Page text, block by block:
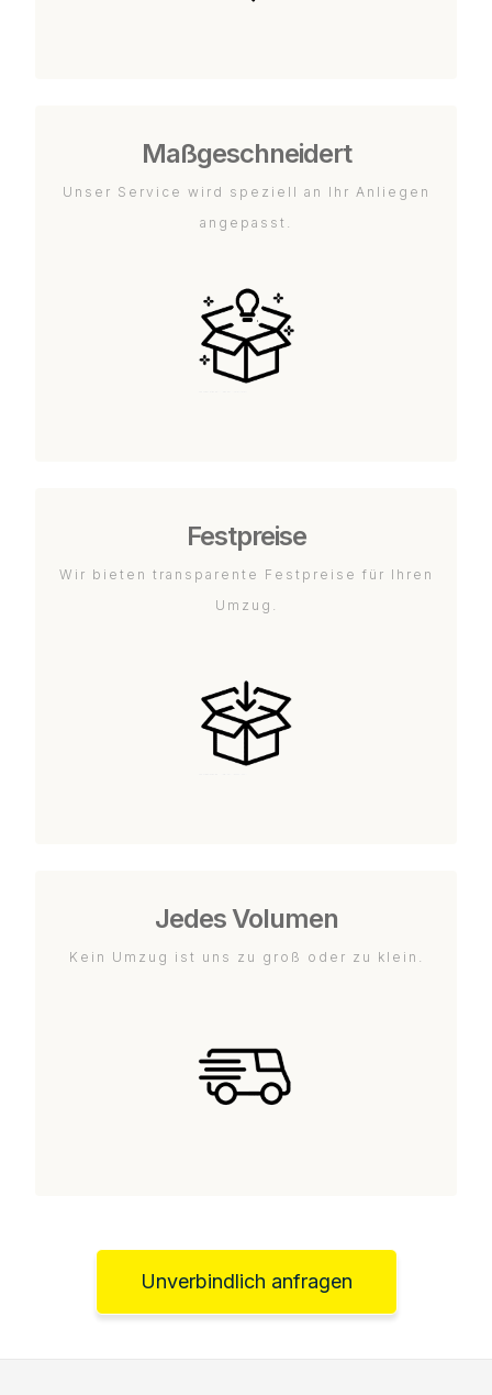
Maßgeschneidert
Unser Service wird speziell an Ihr Anliegen
angepasst.
Festpreise
Wir bieten transparente Festpreise für Ihren
Umzug.
Jedes Volumen
Kein Umzug ist uns zu groß oder zu klein.
Unverbindlich anfragen